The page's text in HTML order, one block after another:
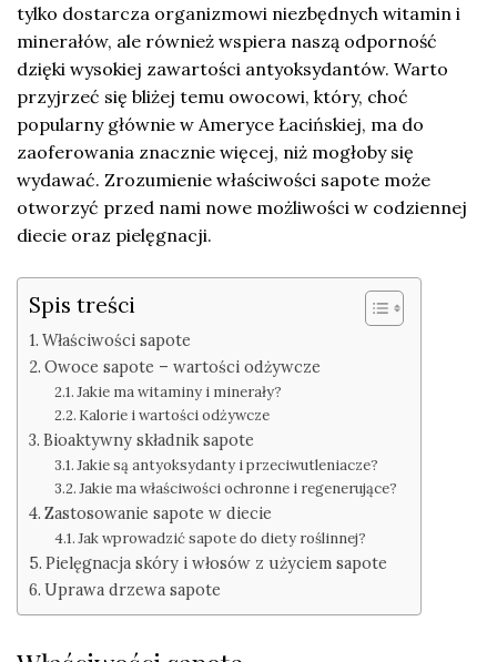
tylko dostarcza organizmowi niezbędnych witamin i
minerałów, ale również wspiera naszą odporność
dzięki wysokiej zawartości antyoksydantów. Warto
przyjrzeć się bliżej temu owocowi, który, choć
popularny głównie w Ameryce Łacińskiej, ma do
zaoferowania znacznie więcej, niż mogłoby się
wydawać. Zrozumienie właściwości sapote może
otworzyć przed nami nowe możliwości w codziennej
diecie oraz pielęgnacji.
Spis treści
Właściwości sapote
Owoce sapote – wartości odżywcze
Jakie ma witaminy i minerały?
Kalorie i wartości odżywcze
Bioaktywny składnik sapote
Jakie są antyoksydanty i przeciwutleniacze?
Jakie ma właściwości ochronne i regenerujące?
Zastosowanie sapote w diecie
Jak wprowadzić sapote do diety roślinnej?
Pielęgnacja skóry i włosów z użyciem sapote
Uprawa drzewa sapote